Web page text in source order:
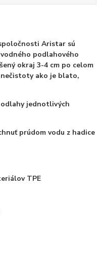
Aristar sú
podlahového
okraj 3-4 cm po celom
ako je blato,
jednotlivých
prúdom vodu z hadice
TPE